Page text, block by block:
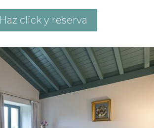
Haz click y reserva